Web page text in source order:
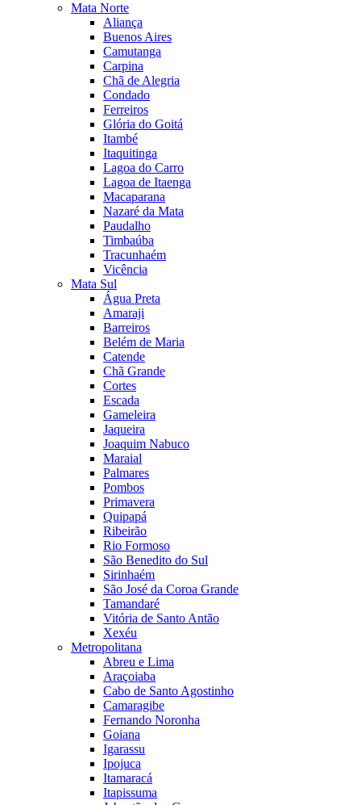
Mata Norte
Aliança
Buenos Aires
Camutanga
Carpina
Chã de Alegria
Condado
Ferreiros
Glória do Goitá
Itambé
Itaquitinga
Lagoa do Carro
Lagoa de Itaenga
Macaparana
Nazaré da Mata
Paudalho
Timbaúba
Tracunhaém
Vicência
Mata Sul
Água Preta
Amaraji
Barreiros
Belém de Maria
Catende
Chã Grande
Cortes
Escada
Gameleira
Jaqueira
Joaquim Nabuco
Maraial
Palmares
Pombos
Primavera
Quipapá
Ribeirão
Rio Formoso
São Benedito do Sul
Sirinhaém
São José da Coroa Grande
Tamandaré
Vitória de Santo Antão
Xexéu
Metropolitana
Abreu e Lima
Araçoiaba
Cabo de Santo Agostinho
Camaragibe
Fernando Noronha
Goiana
Igarassu
Ipojuca
Itamaracá
Itapissuma